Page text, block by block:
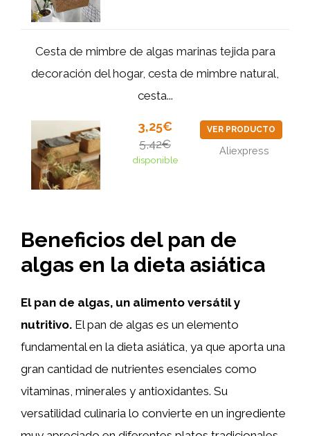
Cesta de mimbre de algas marinas tejida para
decoración del hogar, cesta de mimbre natural,
cesta...
3,25€
5,42€
disponible
VER PRODUCTO
Aliexpress
Beneficios del pan de
algas en la dieta asiática
El pan de algas, un alimento versátil y
nutritivo. El pan de algas es un elemento
fundamental en la dieta asiática, ya que aporta una
gran cantidad de nutrientes esenciales como
vitaminas, minerales y antioxidantes. Su
versatilidad culinaria lo convierte en un ingrediente